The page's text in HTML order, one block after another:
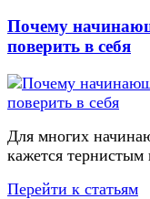
Почему
поверить в себя
Для многих
кажется
Перейти к статьям